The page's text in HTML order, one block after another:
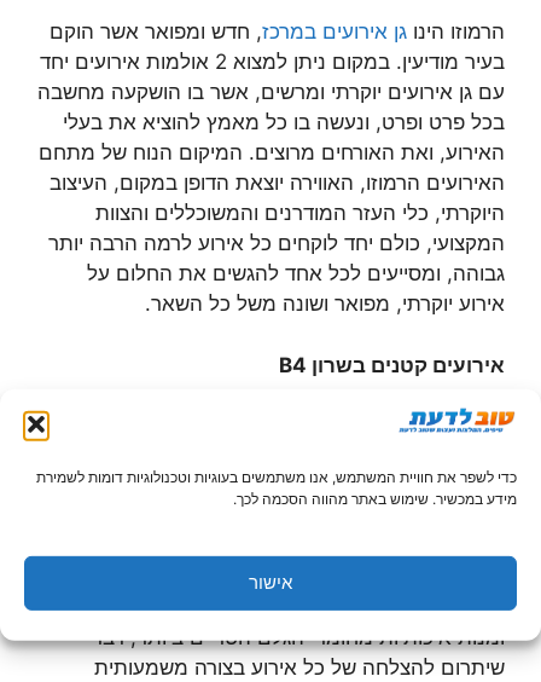
כדי לשפר את חוויית המשתמש, אנו משתמשים בעוגיות וטכנולוגיות דומות לשמירת
מידע במכשיר. שימוש באתר מהווה הסכמה לכך.
אישור
הרמוזו הינו גן אירועים במרכז, חדש ומפואר אשר הוקם
בעיר מודיעין. במקום ניתן למצוא 2 אולמות אירועים יחד
עם גן אירועים יוקרתי ומרשים, אשר בו הושקעה מחשבה
בכל פרט ופרט, ונעשה בו כל מאמץ להוציא את בעלי
האירוע, ואת האורחים מרוצים. המיקום הנוח של מתחם
האירועים הרמוזו, האווירה יוצאת הדופן במקום, העיצוב
היוקרתי, כלי העזר המודרנים והמשוכללים והצוות
המקצועי, כולם יחד לוקחים כל אירוע לרמה הרבה יותר
גבוהה, ומסייעים לכל אחד להגשים את החלום על
אירוע יוקרתי, מפואר ושונה משל כל השאר.
אירועים קטנים בשרון B4
B4 הינו מקום לאירועים קטנים באזור השרון. מדובר
לערוך אירועים קטנים, עד ל 300 איש. האולם, אשר
אבי שליסל המוערך, המנהל את התחום הקולינרי
במתחם האירועים B4 מציע לכם תפריט עשיר ומגוון
ומנות איכותיות מחומרי הגלם הטריים ביותר, דבר
שיתרום להצלחה של כל אירוע בצורה משמעותית